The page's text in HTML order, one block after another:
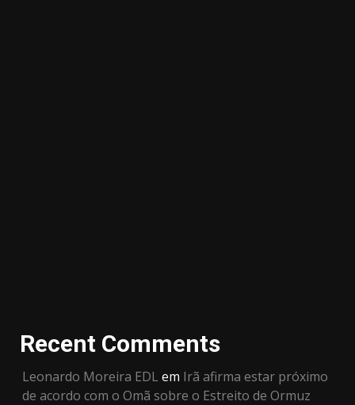
Recent Comments
Leonardo Moreira EDL em Irã afirma estar próximo
de acordo com o Omã sobre o Estreito de Ormuz